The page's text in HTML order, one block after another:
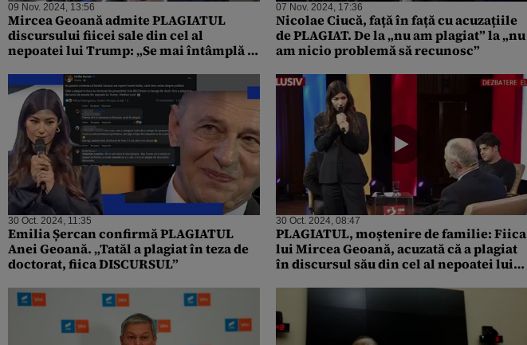
09 Nov. 2024, 13:56
Mircea Geoană admite PLAGIATUL
discursului fiicei sale din cel al
nepoatei lui Trump: „Se mai întâmplă și
07 Nov. 2024, 17:36
Nicolae Ciucă, față în față cu acuzațiile
de PLAGIAT. De la „nu am plagiat” la „nu
am nicio problemă să recunosc”
30 Oct. 2024, 11:35
Emilia Șercan confirmă PLAGIATUL
Anei Geoană. „Tatăl a plagiat în teza de
doctorat, fiica DISCURSUL”
30 Oct. 2024, 08:47
PLAGIATUL, moștenire de familie: Fiica
lui Mircea Geoană, acuzată că a plagiat
în discursul său din cel al nepoatei lui